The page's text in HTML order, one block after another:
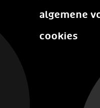
algemene
cookies